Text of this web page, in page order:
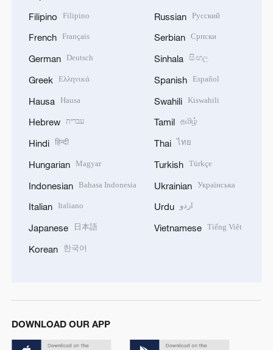
Filipino Filipino
French Français
German Deutsch
Greek Ελληνικά
Hausa Hausa
Hebrew עברית
Hindi हिन्दी
Hungarian Magyar
Indonesian Bahasa Indonesia
Italian Italiano
Japanese 日本語
Korean 한국어
Russian Русский
Serbian Српски
Sinhala සිංහල
Spanish Español
Swahili Kiswahili
Tamil தமிழ்
Thai ไทย
Turkish Türkçe
Ukrainian Українська
Urdu اردو
Vietnamese Tiếng Việt
DOWNLOAD OUR APP